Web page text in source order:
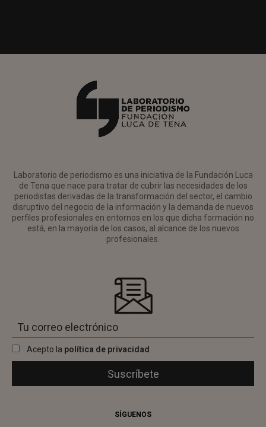
Laboratorio de periodismo es una iniciativa de la Fundación Luca
de Tena que nace para tratar de cubrir las necesidades de los
periodistas derivadas de la transformación del sector, el cambio
disruptivo del negocio de la información y la demanda de nuevos
perfiles profesionales en entornos en los que dicha formación no
está, en la mayoría de los casos, al alcance de los nuevos
profesionales.
Acepto la política de privacidad
SÍGUENOS